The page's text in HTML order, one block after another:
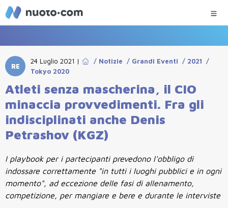
RE
24 Luglio 2021 | / Notizie / Grandi Eventi / 2021 /
Tokyo 2020
Atleti senza mascherina, il CIO
minaccia provvedimenti. Fra gli
indisciplinati anche Denis
Petrashov (KGZ)
I playbook per i partecipanti prevedono l'obbligo di
indossare correttamente "in tutti i luoghi pubblici e in ogni
momento", ad eccezione delle fasi di allenamento,
competizione, per mangiare e bere e durante le interviste